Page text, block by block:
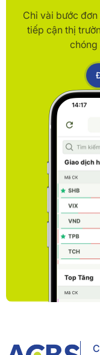
Chỉ vài bước
tiếp cận thị
chóng